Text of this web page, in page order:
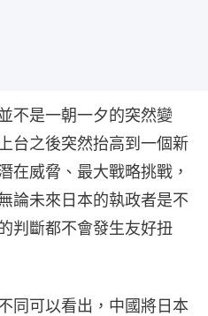
不是一朝一夕的突然變
台之後突然抬高到一個新
在威脅、最大戰略挑戰，
論未來日本的執政者是不
判斷都不會發生友好扭
同可以看出，中國將日本